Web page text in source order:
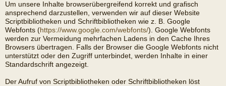
Um unsere Inhalte browserübergreifend korrekt und grafisch
ansprechend darzustellen, verwenden wir auf dieser Website
Scriptbibliotheken und Schriftbibliotheken wie z. B. Google
Webfonts (https://www.google.com/webfonts/). Google Webfonts
werden zur Vermeidung mehrfachen Ladens in den Cache Ihres
Browsers übertragen. Falls der Browser die Google Webfonts nicht
unterstützt oder den Zugriff unterbindet, werden Inhalte in einer
Standardschrift angezeigt.
Der Aufruf von Scriptbibliotheken oder Schriftbibliotheken löst